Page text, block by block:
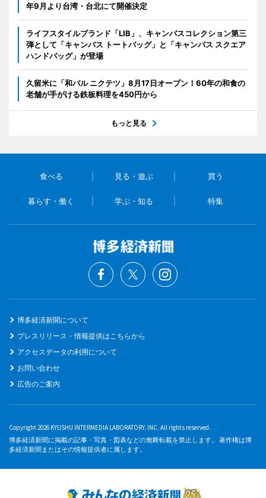
年9月より台湾・台北にて開催決定
ライフスタイルブランド「LIB」、キャンバスコレクション第三
弾として「キャンバス トートバッグ」と「キャンバス スクエア
ハンドバッグ」が登場
久留米に「和バル ニクテツ」8月17日オープン！60年の和食の
老舗が手がける鉄板料理を450円から
もっと見る
食べる 見る・遊ぶ 買う
暮らす・働く 学ぶ・知る 特集
博多経済新聞について
プレスリリース・情報提供はこちらから
アクセスデータの利用について
お問い合わせ
広告のご案内
Copyright 2026 KYUSHU INTERMEDIA LABORATORY. INC. All rights reserved.
博多経済新聞に掲載の記事・写真・図表などの無断転載を禁止します。 著作権は博
多経済新聞またはその情報提供者に属します。